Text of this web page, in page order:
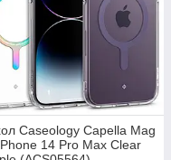
Caseology Capella Mag
14 Pro Max Clear